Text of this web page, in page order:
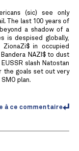
(sic) see only
The last 100 years of
a shadow of a
is despised globally,
in occupied
NAZI$ to dust
slash Natostan
the goals set out very
plan.
à ce commentaire